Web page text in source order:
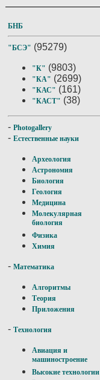
БНБ
"БСЭ" (95279)
"К" (9803)
"КА" (2699)
"КАС" (161)
"КАСТ" (38)
- Photogallery
- Естественные науки
Археология
Астрономия
Биология
Геология
Медицина
Молекулярная
биология
Физика
Химия
- Математика
Алгоритмы
Теория
Приложения
- Технология
Авиация и
машиностроение
Высокие технологии